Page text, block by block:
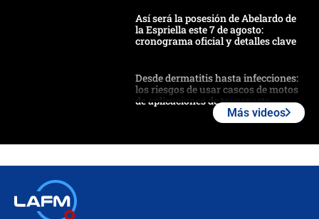
Así será la posesión de Abelardo de
la Espriella este 7 de agosto:
cronograma oficial y detalles clave
Desde dermatitis hasta infecciones:
los riesgos de usar cascos de motos
de aplicaciones de transporte
Más videos